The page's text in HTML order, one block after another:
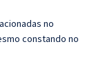
no
constando no